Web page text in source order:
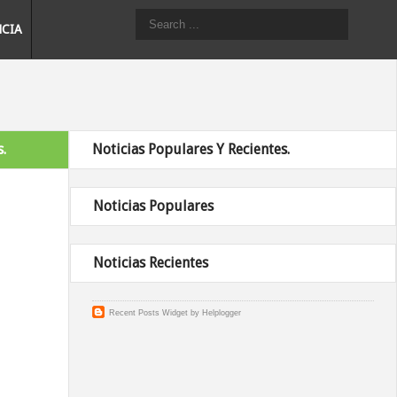
Noticias Populares Y Recientes.
Noticias Populares
Noticias Recientes
Recent Posts Widgetby Helplogger